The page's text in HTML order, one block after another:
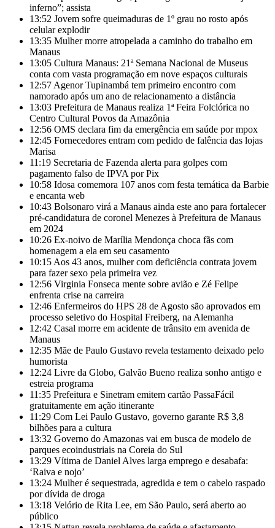
inferno”; assista
13:52 Jovem sofre queimaduras de 1º grau no rosto após
celular explodir
13:35 Mulher morre atropelada a caminho do trabalho em
Manaus
13:05 Cultura Manaus: 21ª Semana Nacional de Museus
conta com vasta programação em nove espaços culturais
12:57 Agenor Tupinambá tem primeiro encontro com
namorado após um ano de relacionamento a distância
13:03 Prefeitura de Manaus realiza 1ª Feira Folclórica no
Centro Cultural Povos da Amazônia
12:56 OMS declara fim da emergência em saúde por mpox
12:45 Fornecedores entram com pedido de falência das lojas
Marisa
11:19 Secretaria de Fazenda alerta para golpes com
pagamento falso de IPVA por Pix
10:58 Idosa comemora 107 anos com festa temática da Barbie
e encanta web
10:43 Bolsonaro virá a Manaus ainda este ano para fortalecer
pré-candidatura de coronel Menezes à Prefeitura de Manaus
em 2024
10:26 Ex-noivo de Marília Mendonça choca fãs com
homenagem a ela em seu casamento
10:15 Aos 43 anos, mulher com deficiência contrata jovem
para fazer sexo pela primeira vez
12:56 Virginia Fonseca mente sobre avião e Zé Felipe
enfrenta crise na carreira
12:46 Enfermeiros do HPS 28 de Agosto são aprovados em
processo seletivo do Hospital Freiberg, na Alemanha
12:42 Casal morre em acidente de trânsito em avenida de
Manaus
12:35 Mãe de Paulo Gustavo revela testamento deixado pelo
humorista
12:24 Livre da Globo, Galvão Bueno realiza sonho antigo e
estreia programa
11:35 Prefeitura e Sinetram emitem cartão PassaFácil
gratuitamente em ação itinerante
11:29 Com Lei Paulo Gustavo, governo garante R$ 3,8
bilhões para a cultura
13:32 Governo do Amazonas vai em busca de modelo de
parques ecoindustriais na Coreia do Sul
13:29 Vítima de Daniel Alves larga emprego e desabafa:
‘Raiva e nojo’
13:24 Mulher é sequestrada, agredida e tem o cabelo raspado
por dívida de droga
13:18 Velório de Rita Lee, em São Paulo, será aberto ao
público